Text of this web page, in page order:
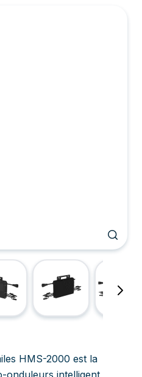
HMS-2000 est la
onduleurs intelligent